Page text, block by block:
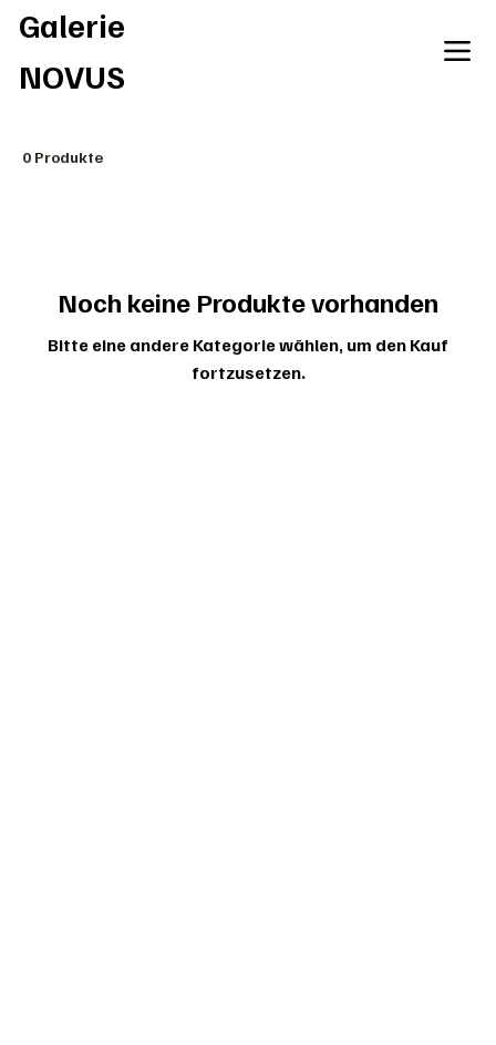
Galerie
NOVUS
0 Produkte
Noch keine Produkte vorhanden
Bitte eine andere Kategorie wählen, um den Kauf
fortzusetzen.